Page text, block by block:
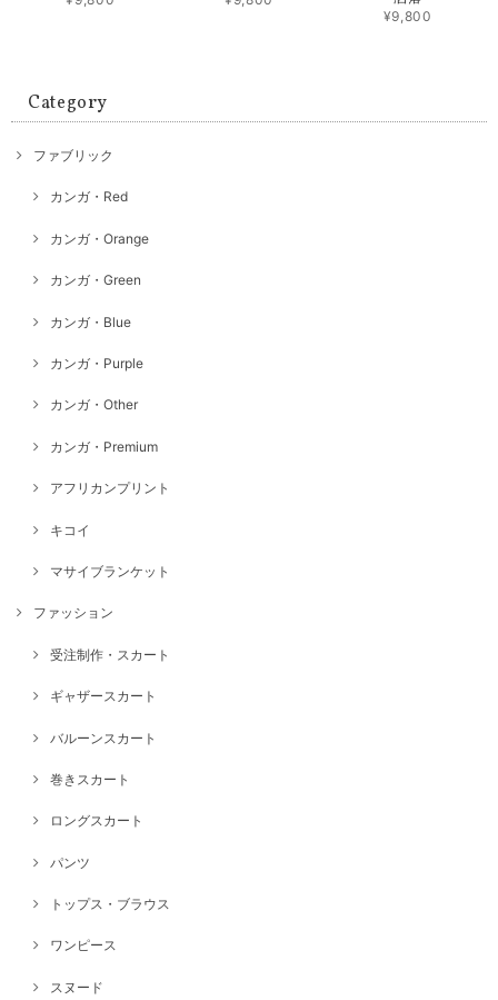
¥9,800
Category
ファブリック
カンガ・Red
カンガ・Orange
カンガ・Green
カンガ・Blue
カンガ・Purple
カンガ・Other
カンガ・Premium
アフリカンプリント
キコイ
マサイブランケット
ファッション
受注制作・スカート
ギャザースカート
バルーンスカート
巻きスカート
ロングスカート
パンツ
トップス・ブラウス
ワンピース
スヌード